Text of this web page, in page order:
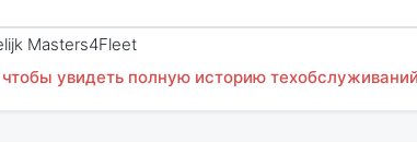
Masters4Fleet
увидеть полную историю техобслуживаний